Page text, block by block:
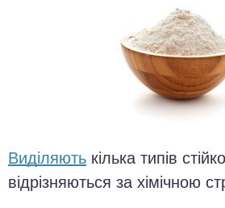
Виділяють кілька типів
відрізняються за хімічною